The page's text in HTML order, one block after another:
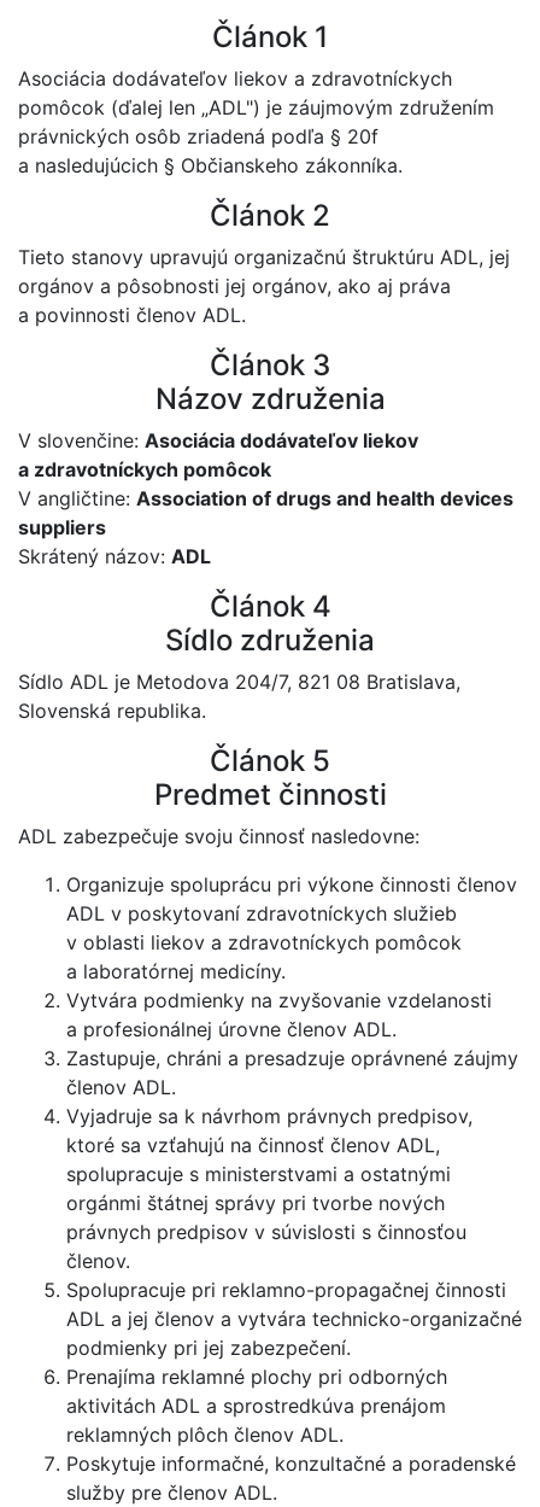
Článok 1
Asociácia dodávateľov liekov a zdravotníckych
pomôcok (ďalej len „ADL") je záujmovým združením
právnických osôb zriadená podľa § 20f
a nasledujúcich § Občianskeho zákonníka.
Článok 2
Tieto stanovy upravujú organizačnú štruktúru ADL, jej
orgánov a pôsobnosti jej orgánov, ako aj práva
a povinnosti členov ADL.
Článok 3
Názov združenia
V slovenčine: Asociácia dodávateľov liekov
a zdravotníckych pomôcok
V angličtine: Association of drugs and health devices
suppliers
Skrátený názov: ADL
Článok 4
Sídlo združenia
Sídlo ADL je Metodova 204/7, 821 08 Bratislava,
Slovenská republika.
Článok 5
Predmet činnosti
ADL zabezpečuje svoju činnosť nasledovne:
Organizuje spoluprácu pri výkone činnosti členov
ADL v poskytovaní zdravotníckych služieb
v oblasti liekov a zdravotníckych pomôcok
a laboratórnej medicíny.
Vytvára podmienky na zvyšovanie vzdelanosti
a profesionálnej úrovne členov ADL.
Zastupuje, chráni a presadzuje oprávnené záujmy
členov ADL.
Vyjadruje sa k návrhom právnych predpisov,
ktoré sa vzťahujú na činnosť členov ADL,
spolupracuje s ministerstvami a ostatnými
orgánmi štátnej správy pri tvorbe nových
právnych predpisov v súvislosti s činnosťou
členov.
Spolupracuje pri reklamno-propagačnej činnosti
ADL a jej členov a vytvára technicko-organizačné
podmienky pri jej zabezpečení.
Prenajíma reklamné plochy pri odborných
aktivitách ADL a sprostredkúva prenájom
reklamných plôch členov ADL.
Poskytuje informačné, konzultačné a poradenské
služby pre členov ADL.